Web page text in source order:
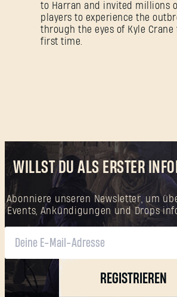
to Harran and invited millions
players to experience the
through the eyes of Kyle Crane
first time.
WILLST DU ALS ERSTER
Abonniere unseren Newsletter, um
Events, Ankündigungen und Drops
REGISTRIEREN